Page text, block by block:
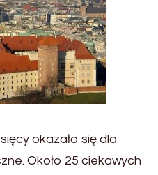
okazało się dla
Około 25 ciekawych